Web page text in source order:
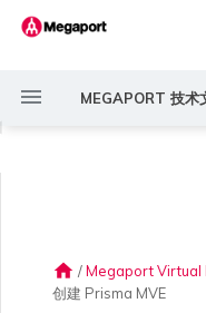
MEGAPORT 技术
快速开始
常见多云连接场景
MACsec
订购交叉连接
创建私有 VXC
路由指南
Port
MCR 高级 VLAN 与路由功
6WIND 授权网络功能
规划部署
规划部署
规划部署
规划部署
规划部署
规划部署
许可
规划部署
规划部署
规划部署
冗余
Port 定价与合约条款
开通计费市场
创建 API 密钥
快速开始
激活
联系支持
home / Megaport Virtual
创建 Prisma MVE